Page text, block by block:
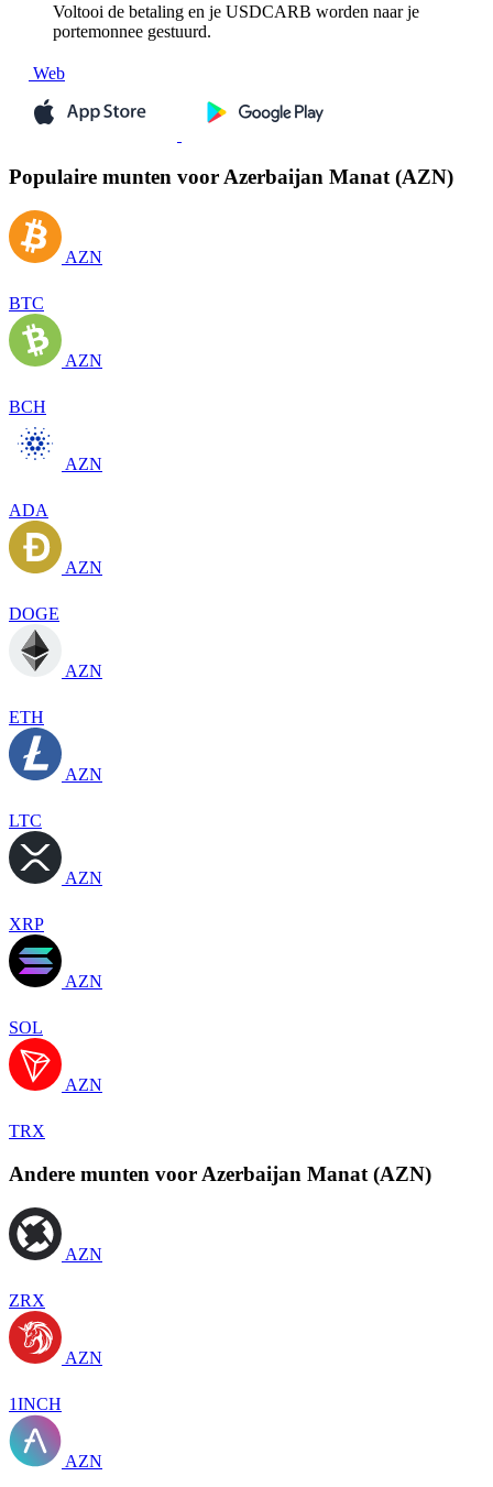
Voltooi de betaling en je USDCARB worden naar je
portemonnee gestuurd.
Web
Populaire munten voor Azerbaijan Manat (AZN)
AZN
BTC
AZN
BCH
AZN
ADA
AZN
DOGE
AZN
ETH
AZN
LTC
AZN
XRP
AZN
SOL
AZN
TRX
Andere munten voor Azerbaijan Manat (AZN)
AZN
ZRX
AZN
1INCH
AZN